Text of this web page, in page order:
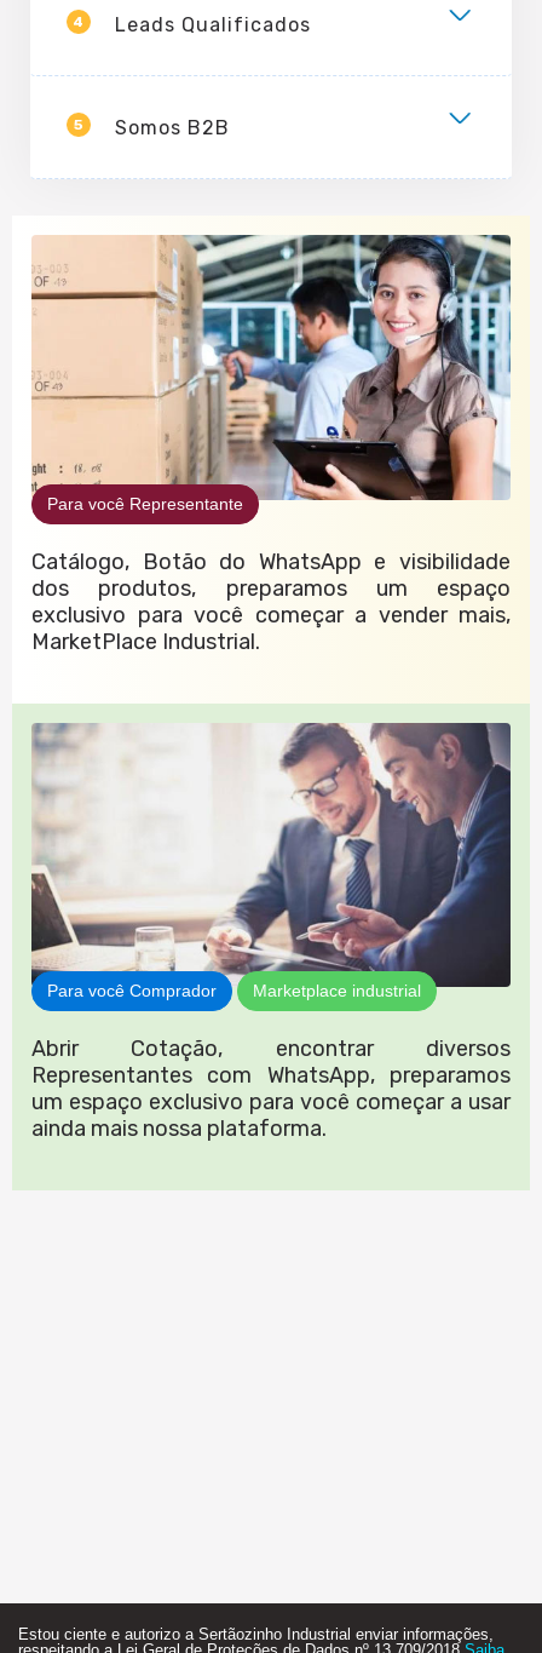
4 Leads Qualificados
5 Somos B2B
Para você Representante
Catálogo, Botão do WhatsApp e visibilidade
dos produtos, preparamos um espaço
exclusivo para você começar a vender mais,
MarketPlace Industrial.
Para você Comprador Marketplace industrial
Abrir Cotação, encontrar diversos
Representantes com WhatsApp, preparamos
um espaço exclusivo para você começar a usar
ainda mais nossa plataforma.
Estou ciente e autorizo a Sertãozinho Industrial enviar informações,